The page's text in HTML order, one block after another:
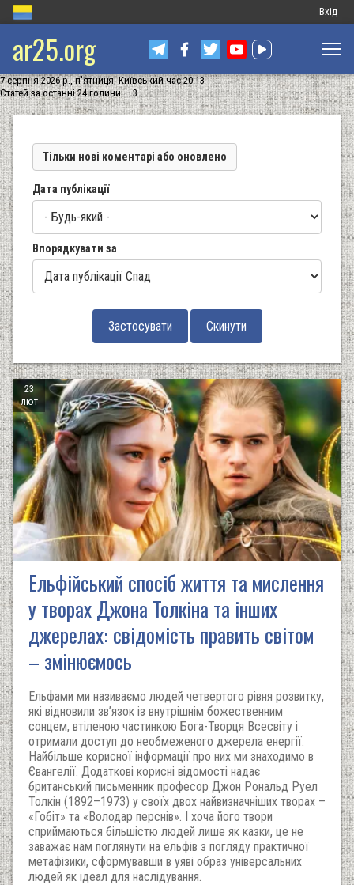
Меню
запису
Вхід
ar25.org
7 серпня 2026 р., п'ятниця, Київський час 20:13
Статей за останні 24 години — 3
Тільки нові коментарі або оновлено
Дата публікації
Впорядкувати за
23
лют
Ельфійський спосіб життя та мислення
у творах Джона Толкіна та інших
джерелах: свідомість править світом
– змінюємось
Ельфами ми називаємо людей четвертого рівня розвитку,
які відновили зв’язок із внутрішнім божественним
сонцем, втіленою частинкою Бога-Творця Всесвіту і
отримали доступ до необмеженого джерела енергії.
Найбільше корисної інформації про них ми знаходимо в
Євангелії. Додаткові корисні відомості надає
британський письменник професор Джон Рональд Руел
Толкін (1892–1973) у своїх двох найвизначніших творах –
«Гобіт» та «Володар перснів». І хоча його твори
сприймаються більшістю людей лише як казки, це не
заважає нам поглянути на ельфів з погляду практичної
метафізики, сформувавши в уяві образ універсальних
людей як ідеал для наслідування.